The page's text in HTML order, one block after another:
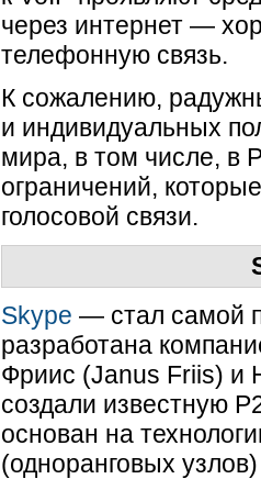
через интернет —
телефонную связь.
К сожалению,
и индивидуальных
мира, в том числе, в
ограничений,
голосовой связи.
Skype — стал самой
разработана
Фриис (Janus Friis) и
создали известную
основан на
(одноранговых